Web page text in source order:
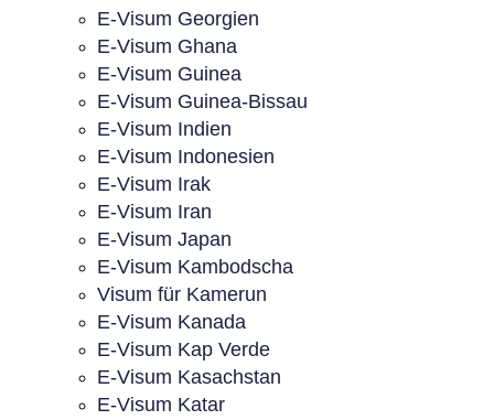
E-Visum Georgien
E-Visum Ghana
E-Visum Guinea
E-Visum Guinea-Bissau
E-Visum Indien
E-Visum Indonesien
E-Visum Irak
E-Visum Iran
E-Visum Japan
E-Visum Kambodscha
Visum für Kamerun
E-Visum Kanada
E-Visum Kap Verde
E-Visum Kasachstan
E-Visum Katar